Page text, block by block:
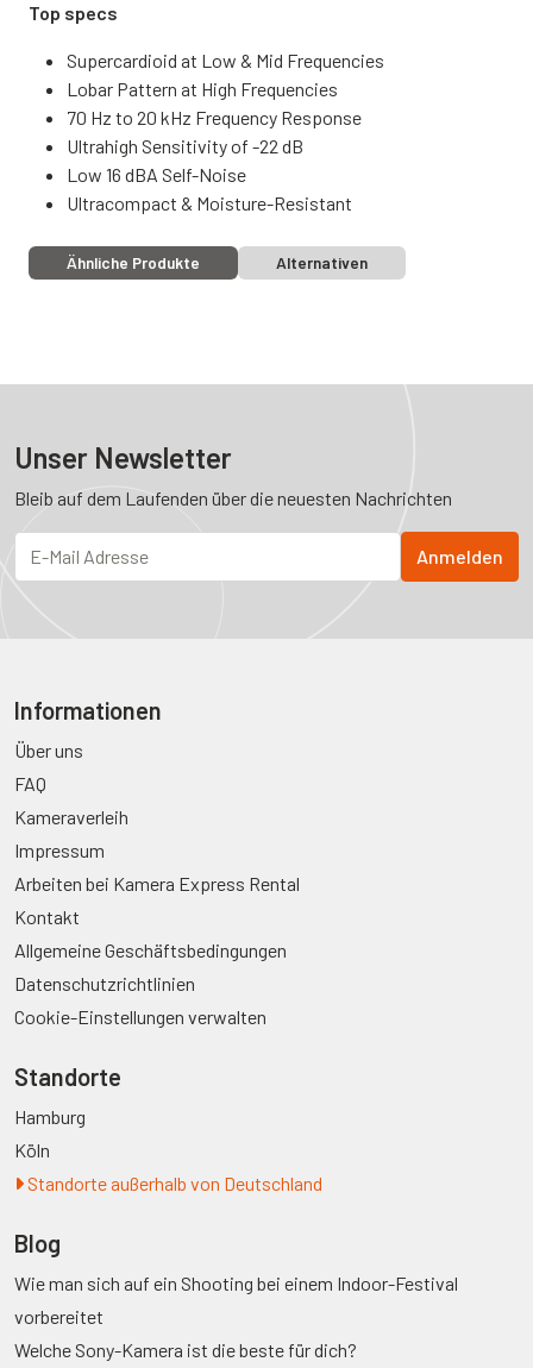
Top specs
Supercardioid at Low & Mid Frequencies
Lobar Pattern at High Frequencies
70 Hz to 20 kHz Frequency Response
Ultrahigh Sensitivity of -22 dB
Low 16 dBA Self-Noise
Ultracompact & Moisture-Resistant
Ähnliche Produkte Alternativen
Unser Newsletter
Bleib auf dem Laufenden über die neuesten Nachrichten
Informationen
Über uns
FAQ
Kameraverleih
Impressum
Arbeiten bei Kamera Express Rental
Kontakt
Allgemeine Geschäftsbedingungen
Datenschutzrichtlinien
Cookie-Einstellungen verwalten
Standorte
Hamburg
Köln
Standorte außerhalb von Deutschland
Blog
Wie man sich auf ein Shooting bei einem Indoor-Festival
vorbereitet
Welche Sony-Kamera ist die beste für dich?